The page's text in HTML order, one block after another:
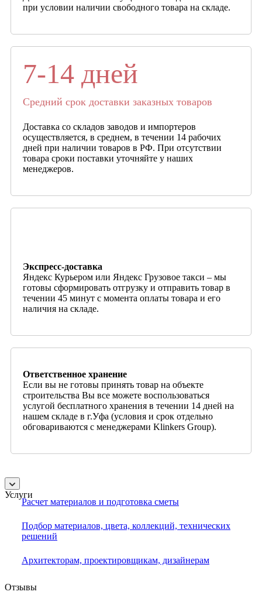
при условии наличии свободного товара на складе.
7-14 дней
Средний срок доставки заказных товаров
Доставка со складов заводов и импортеров
осуществляется, в среднем, в течении 14 рабочих
дней при наличии товаров в РФ. При отсутствии
товара сроки поставки уточняйте у наших
менеджеров.
Экспресс-доставка
Яндекс Курьером или Яндекс Грузовое такси – мы
готовы сформировать отгрузку и отправить товар в
течении 45 минут с момента оплаты товара и его
наличия на складе.
Ответственное хранение
Если вы не готовы принять товар на объекте
строительства Вы все можете воспользоваться
услугой бесплатного хранения в течении 14 дней на
нашем складе в г.Уфа (условия и срок отдельно
обговариваются с менеджерами Klinkers Group).
Услуги
Расчет материалов и подготовка сметы
Подбор материалов, цвета, коллекций, технических
решений
Архитекторам, проектировщикам, дизайнерам
Отзывы